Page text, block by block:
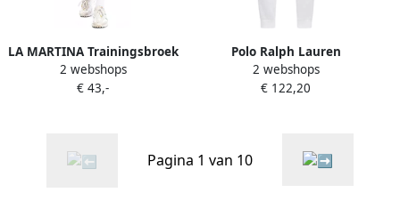
LA MARTINA Trainingsbroek
11M087-FP533-00018
2 webshops
€ 43,-
Polo Ralph Lauren
Trainingsbroek BAS DE
JOGGING EN DOUBLE KNIT
2 webshops
€ 122,20
Pagina 1 van 10